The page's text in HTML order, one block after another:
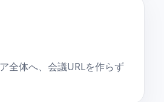
全体へ、会議URLを作らず